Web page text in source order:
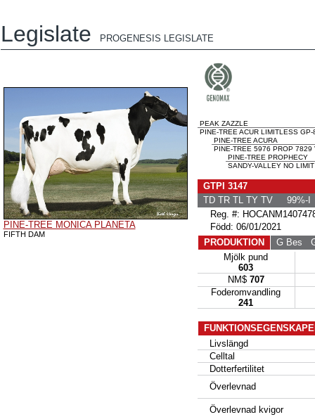
Legislate PROGENESIS LEGISLATE
PINE-TREE MONICA PLANETA
FIFTH DAM
PEAK ZAZZLE
PINE-TREE ACUR LIMITLESS GP-
PINE-TREE ACURA
PINE-TREE 5976 PROP 7829
PINE-TREE PROPHECY
SANDY-VALLEY NO
GTPI 3147
TD TR TL TY TV 99%-I
Reg. #:
Född: 06/01/2021
PRODUKTION
G Bes
Mjölk pund
603
NM$ 707
Foderomvandling
241
Livslängd
Celltal
Dotterfertilitet
Överlevnad
Överlevnad kvigor